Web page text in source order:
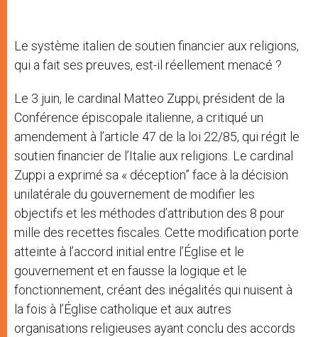
Le système italien de soutien financier aux religions,
qui a fait ses preuves, est-il réellement menacé ?
Le 3 juin, le cardinal Matteo Zuppi, président de la
Conférence épiscopale italienne, a critiqué un
amendement à l’article 47 de la loi 22/85, qui régit le
soutien financier de l’Italie aux religions. Le cardinal
Zuppi a exprimé sa « déception” face à la décision
unilatérale du gouvernement de modifier les
objectifs et les méthodes d’attribution des 8 pour
mille des recettes fiscales. Cette modification porte
atteinte à l’accord initial entre l’Église et le
gouvernement et en fausse la logique et le
fonctionnement, créant des inégalités qui nuisent à
la fois à l’Église catholique et aux autres
organisations religieuses ayant conclu des accords